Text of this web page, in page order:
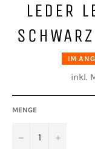
LEDER
IM
inkl.
MENGE
− +